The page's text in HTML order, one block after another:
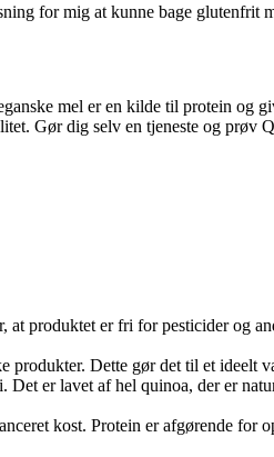
for mig at kunne bage glutenfrit
mel er en kilde til protein og
Gør dig selv en tjeneste og
produktet er fri for pesticider og
Dette gør det til et ideelt
er lavet af hel quinoa, der er
kost. Protein er afgørende